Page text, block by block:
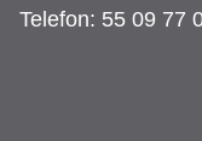
Telefon: 55 09 77